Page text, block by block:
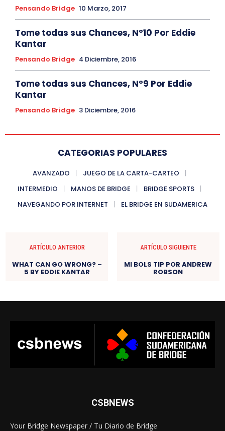
Pensando Bridge 10 Marzo, 2017
Tome todas sus Chances, Nº10 Por Eddie
Kantar
Pensando Bridge 4 Diciembre, 2016
Tome todas sus Chances, Nº9 Por Eddie
Kantar
Pensando Bridge 3 Diciembre, 2016
CATEGORIAS POPULARES
AVANZADO
JUEGO DE LA CARTA-CARTEO
INTERMEDIO
MANOS DE BRIDGE
BRIDGE SPORTS
NAVEGANDO POR INTERNET
EL BRIDGE EN SUDAMERICA
ARTÍCULO ANTERIOR
WHAT CAN GO WRONG? –
5 BY EDDIE KANTAR
ARTÍCULO SIGUIENTE
MI BOLS TIP POR ANDREW
ROBSON
CSBNEWS
Your Bridge Newspaper / Tu Diario de Bridge